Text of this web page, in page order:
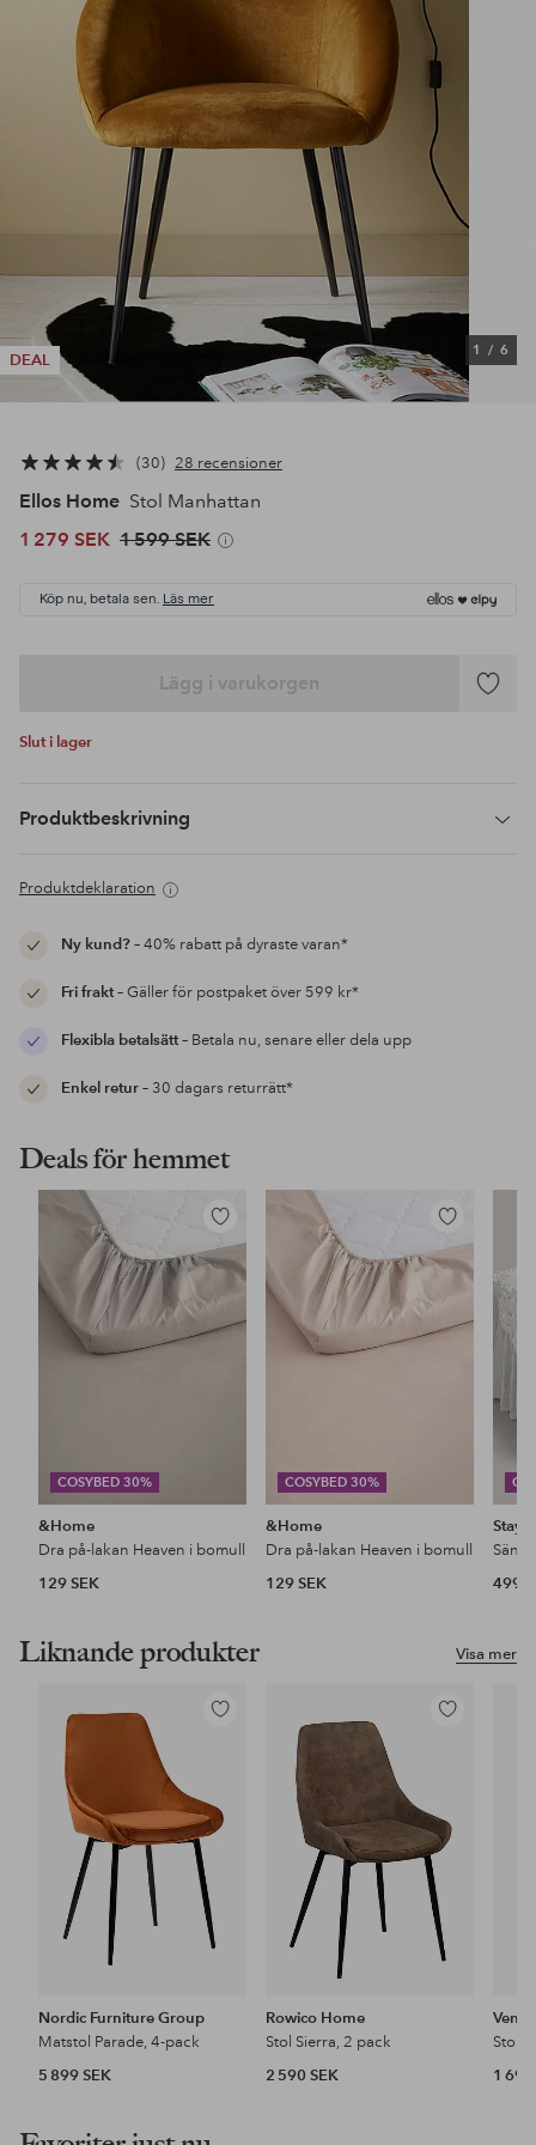
DEAL
1 / 6
30 28 recensioner
Ellos Home Stol Manhattan
1 279 SEK 1 599 SEK
Köp nu, betala sen. Läs mer
Lägg i varukorgen
Lägg
Slut i lager
Produktbeskrivning
Produktdeklaration
Ny kund?– 40% rabatt på dyraste varan*
Fri frakt– Gäller för postpaket över 599 kr*
Flexibla betalsätt– Betala nu, senare eller dela upp
Enkel retur– 30 dagars returrätt*
Deals för hemmet
COSYBED 30%
Lägg
till
i
favoriter
&Home
Dra på-lakan Heaven i bomull
129 SEK
COSYBED 30%
Lägg
till
i
&Home
Dra på-lakan Heaven i bomull
129 SEK
499
Visa mer
Liknande produkter
Lägg
Nordic Furniture Group
Matstol Parade, 4-pack
5 899 SEK
Lägg
Rowico Home
Stol Sierra, 2 pack
2 590 SEK
Stol,
1 699